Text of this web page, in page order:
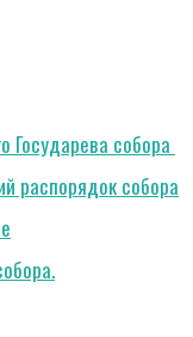
Государева собора
распорядок собора